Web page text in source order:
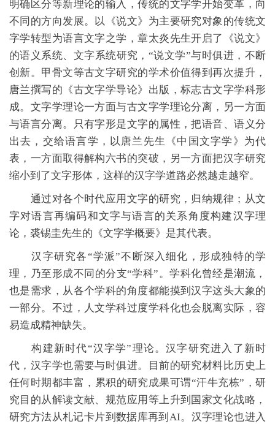
明确区分等新理论的输入，传统的文字学开始变革，向
不同的方向发展。以《说文》为主要研究对象的传统文
字学转型为语言文字之学，章太炎先生开启了《说文》
的语义系统、文字系统研究，“说文学”与时俱进，不断
创新。甲骨文等古文字研究的学术价值得到再次提升，
唐兰撰写的《古文字学导论》出版，标志古文字学科形
成。文字学理论一方面与古文字学理论分离，另一方面
与语言分离。只有字形是文字的属性，把语音、语义分
出去，交给语言学，以唐兰先生《中国文字学》为代
表，一方面取得解构六书的突破，另一方面把汉字研究
缩小到了文字形体，这样的汉字学道路必然越走越窄。
通过对各个时代应用文字的研究，归纳规律；从文
字对语言再编码和文字与语言的关系角度构建汉字理
论，裘锡圭先生的《文字学概要》是其代表。
汉字研究各“学派”不断深入细化，形成独特的学
理，乃至形成不同的分支“学科”。学科化曾经是潮流，
也是需求，从各个学科的角度都能摸到汉字这头大象的
一部分。不过，人文学科过度学科化也会脱离实际，容
易造成精神缺失。
构建新时代“汉字学”理论。汉字研究进入了新时
代，汉字学也需要与时俱进。目前的研究材料比历史上
任何时期都丰富，累积的研究成果可谓“汗牛充栋”，研
究目的从解读文献、规范应用等上升到国家文化战略，
研究方法从札记卡片到数据库再到AI。汉字理论也进入